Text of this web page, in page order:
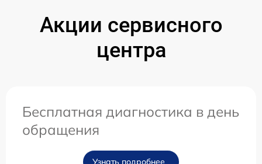
Акции сервисного
центра
Бесплатная диагностика в день
обращения
Узнать подробнее